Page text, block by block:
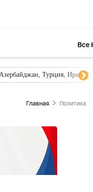
Все
Турция, Иран,
Главная Политика